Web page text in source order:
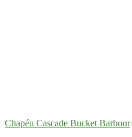
Chapéu Cascade Bucket Barbour